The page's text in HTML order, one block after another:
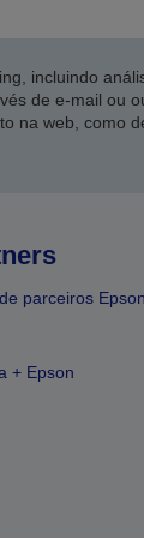
incluindo
de e-mail ou
na web, como
parceiros Epson
+ Epson